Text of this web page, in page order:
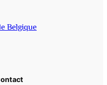
Belgique